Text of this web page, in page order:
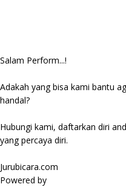
Salam Perform...!
Adakah yang bisa kami bantu
handal?
Hubungi kami, daftarkan diri
yang percaya diri.
Jurubicara.com
Powered by